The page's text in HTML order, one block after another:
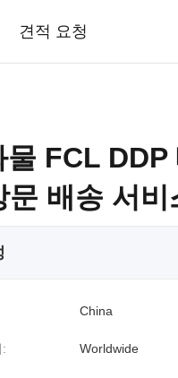
견적 요청
물 FCL
문 배송 서비
China
Worldwide